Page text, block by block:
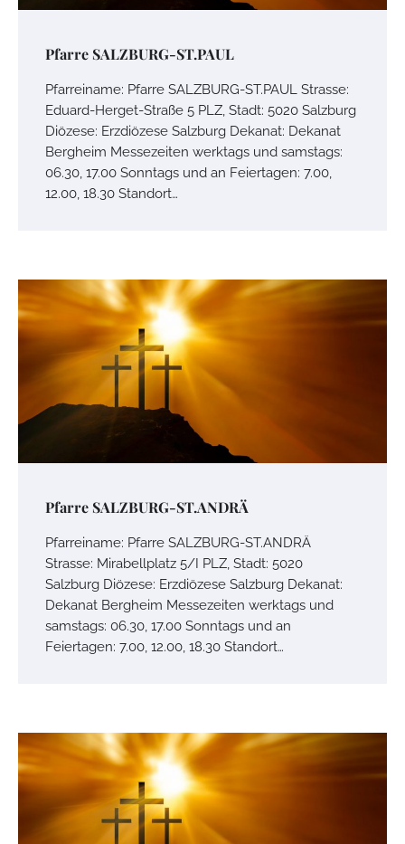
Pfarre SALZBURG-ST.PAUL
Pfarreiname: Pfarre SALZBURG-ST.PAUL Strasse:
Eduard-Herget-Straße 5 PLZ, Stadt: 5020 Salzburg
Diözese: Erzdiözese Salzburg Dekanat: Dekanat
Bergheim Messezeiten werktags und samstags:
06.30, 17.00 Sonntags und an Feiertagen: 7.00,
12.00, 18.30 Standort…
Pfarre SALZBURG-ST.ANDRÄ
Pfarreiname: Pfarre SALZBURG-ST.ANDRÄ
Strasse: Mirabellplatz 5/I PLZ, Stadt: 5020
Salzburg Diözese: Erzdiözese Salzburg Dekanat:
Dekanat Bergheim Messezeiten werktags und
samstags: 06.30, 17.00 Sonntags und an
Feiertagen: 7.00, 12.00, 18.30 Standort…